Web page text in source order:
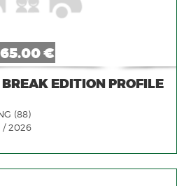
65.00 €
EDITION PROFILE
(88)
/ 2026